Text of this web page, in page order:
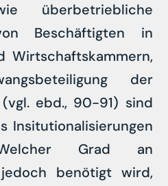
überbetriebliche
Beschäftigten in
Wirtschaftskammern,
der
ebd., 90-91) sind
Insitutionalisierungen
Grad an
benötigt wird,